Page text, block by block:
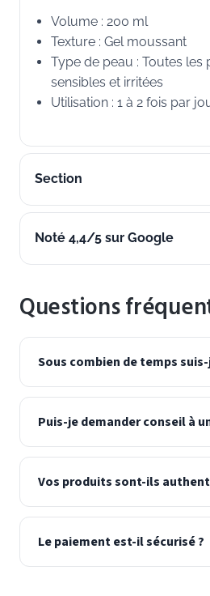
Volume : 200 ml
Texture : Gel moussant
Type de peau : Toutes
sensibles et irritées
Utilisation : 1 à 2 fois par
Section
Noté 4,4/5 sur Google
Questions
Sous combien de temps
Puis-je demander conseil à
Vos produits sont-ils
Le paiement est-il sécurisé ?